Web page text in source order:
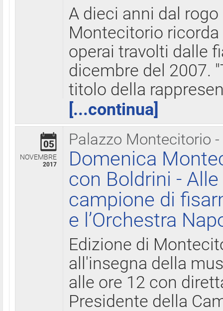
A dieci anni dal
Montecitorio
operai travolti dalle
dicembre del 2007.
titolo della
[...continua]
Palazzo Montecitorio
05
NOVEMBRE
2017
Domenica
con Boldrini -
campione di
e l’Orchestra
Edizione di
all'insegna della
alle ore 12 con
Presidente della